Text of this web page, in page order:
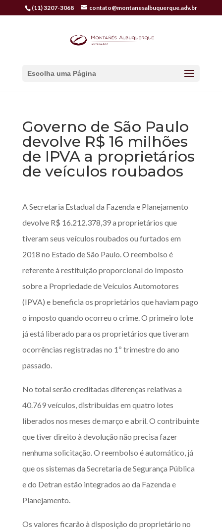
(11) 3207-3068 contato@montanesalbuquerque.adv.br
Escolha uma Página
Governo de São Paulo
devolve R$ 16 milhões
de IPVA a proprietários
de veículos roubados
A Secretaria Estadual da Fazenda e Planejamento
devolve R$ 16.212.378,39 a proprietários que
tiveram seus veículos roubados ou furtados em
2018 no Estado de São Paulo. O reembolso é
referente à restituição proporcional do Imposto
sobre a Propriedade de Veículos Automotores
(IPVA) e beneficia os proprietários que haviam pago
o imposto quando ocorreu o crime. O primeiro lote
já está liberado para os proprietários que tiveram
ocorrências registradas no 1º trimestre do ano
passado.
No total serão creditadas diferenças relativas a
40.769 veículos, distribuídas em quatro lotes
liberados nos meses de março e abril. O contribuinte
que tiver direito à devolução não precisa fazer
nenhuma solicitação. O reembolso é automático, já
que os sistemas da Secretaria de Segurança Pública
e do Detran estão integrados ao da Fazenda e
Planejamento.
Os valores ficarão à disposição do proprietário no